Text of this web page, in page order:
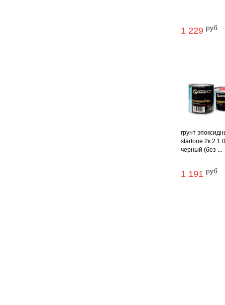
1 229 руб
грунт
startone 2к 2:1
черный (без ...
1 191 руб